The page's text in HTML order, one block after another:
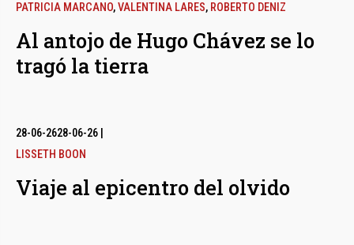
PATRICIA MARCANO,VALENTINA LARES, ROBERTO DENIZ
Al antojo de Hugo Chávez se lo
tragó la tierra
28-06-2628-06-26
LISSETH BOON
Viaje al epicentro del olvido